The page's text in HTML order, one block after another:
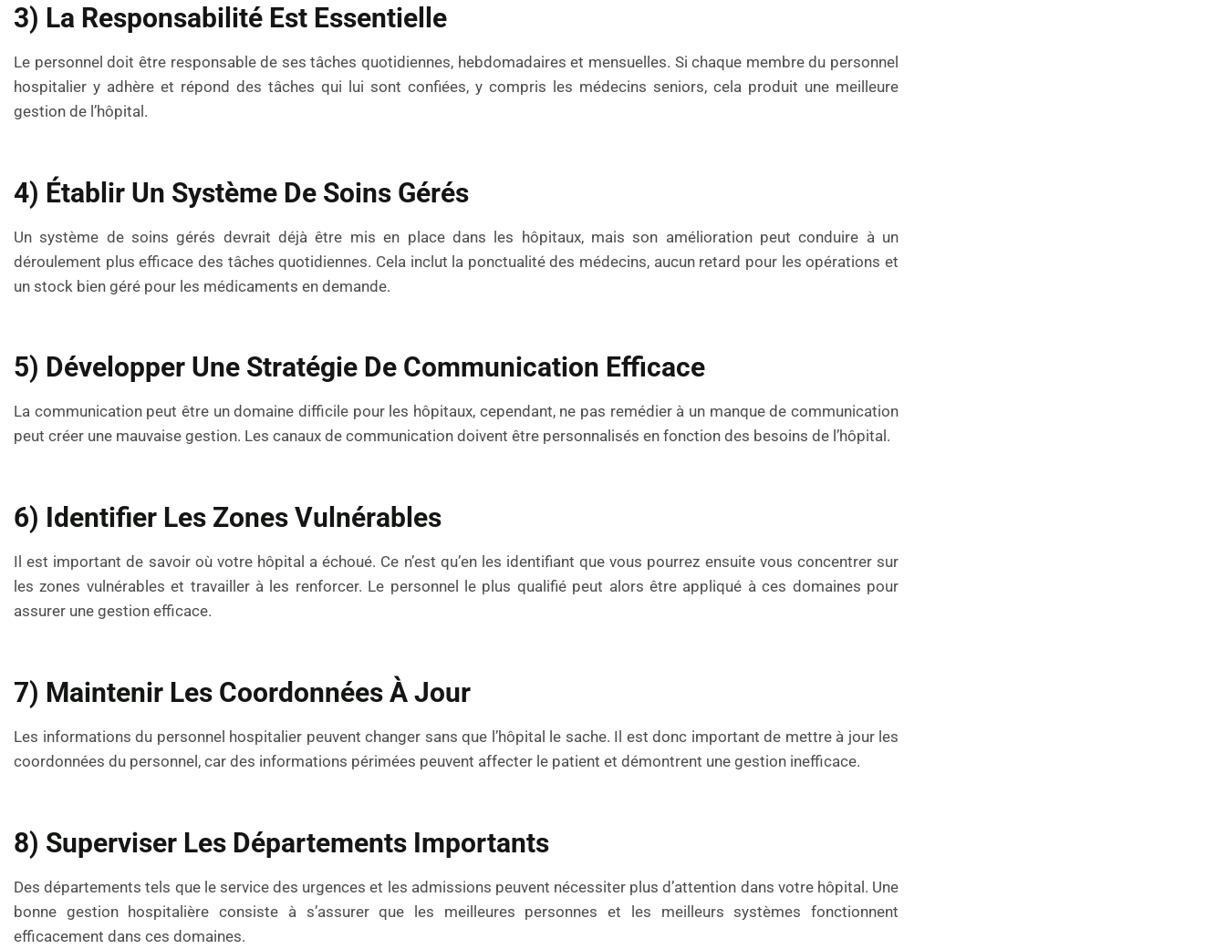
3) La Responsabilité Est Essentielle
Le personnel doit être responsable de ses tâches quotidiennes, hebdomadaires et mensuelles. Si chaque membre du personnel
hospitalier y adhère et répond des tâches qui lui sont confiées, y compris les médecins seniors, cela produit une meilleure
gestion de l’hôpital.
4) Établir Un Système De Soins Gérés
Un système de soins gérés devrait déjà être mis en place dans les hôpitaux, mais son amélioration peut conduire à un
déroulement plus efficace des tâches quotidiennes. Cela inclut la ponctualité des médecins, aucun retard pour les opérations et
un stock bien géré pour les médicaments en demande.
5) Développer Une Stratégie De Communication Efficace
La communication peut être un domaine difficile pour les hôpitaux, cependant, ne pas remédier à un manque de communication
peut créer une mauvaise gestion. Les canaux de communication doivent être personnalisés en fonction des besoins de l’hôpital.
6) Identifier Les Zones Vulnérables
Il est important de savoir où votre hôpital a échoué. Ce n’est qu’en les identifiant que vous pourrez ensuite vous concentrer sur
les zones vulnérables et travailler à les renforcer. Le personnel le plus qualifié peut alors être appliqué à ces domaines pour
assurer une gestion efficace.
7) Maintenir Les Coordonnées À Jour
Les informations du personnel hospitalier peuvent changer sans que l’hôpital le sache. Il est donc important de mettre à jour les
coordonnées du personnel, car des informations périmées peuvent affecter le patient et démontrent une gestion inefficace.
8) Superviser Les Départements Importants
Des départements tels que le service des urgences et les admissions peuvent nécessiter plus d’attention dans votre hôpital. Une
bonne gestion hospitalière consiste à s’assurer que les meilleures personnes et les meilleurs systèmes fonctionnent
efficacement dans ces domaines.